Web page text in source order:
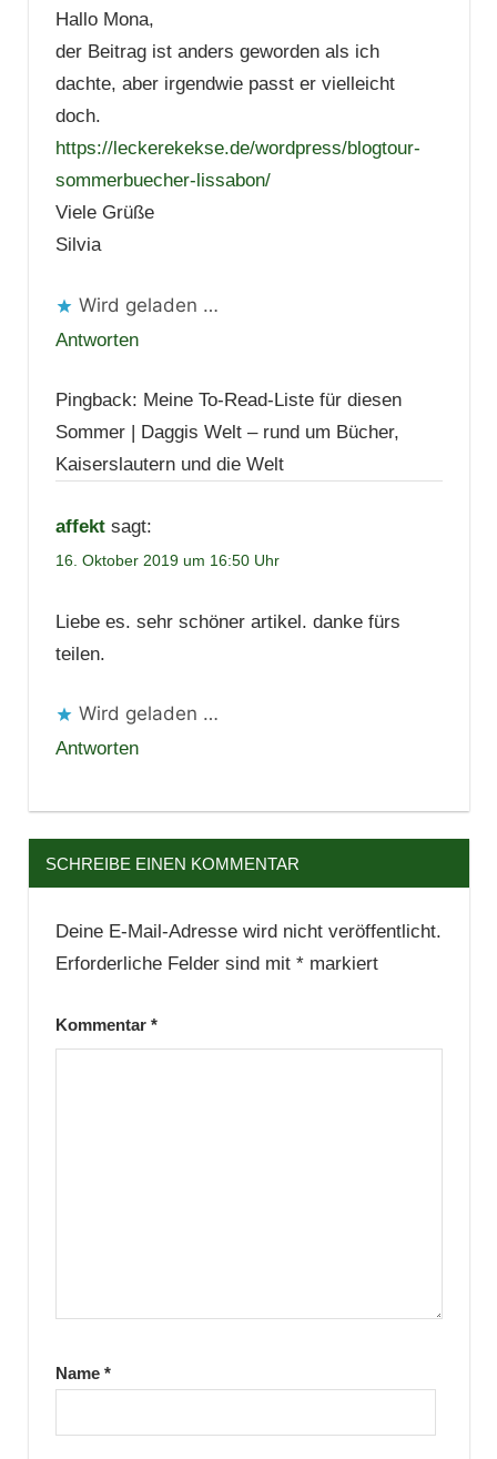
Hallo Mona,
der Beitrag ist anders geworden als ich
dachte, aber irgendwie passt er vielleicht
doch.
https://leckerekekse.de/wordpress/blogtour-
sommerbuecher-lissabon/
Viele Grüße
Silvia
Wird geladen …
Antworten
Pingback: Meine To-Read-Liste für diesen
Sommer | Daggis Welt – rund um Bücher,
Kaiserslautern und die Welt
affekt sagt:
16. Oktober 2019 um 16:50 Uhr
Liebe es. sehr schöner artikel. danke fürs
teilen.
Wird geladen …
Antworten
SCHREIBE EINEN KOMMENTAR
Deine E-Mail-Adresse wird nicht veröffentlicht.
Erforderliche Felder sind mit *markiert
Kommentar *
Name *